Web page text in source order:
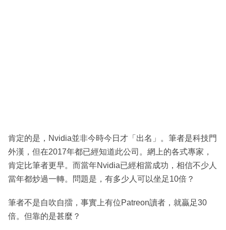
肯定的是，Nvidia並非今時今日才「出名」。筆者是科技門
外漢，但在2017年都已經知道此公司。網上的各式專家，
肯定比筆者更早。而當年Nvidia已經相當成功，相信不少人
當年都炒過一轉。問題是，有多少人可以坐足10倍？
筆者不是自吹自擂，事實上有位Patreon讀者，就贏足30
倍。但靠的是甚麼？